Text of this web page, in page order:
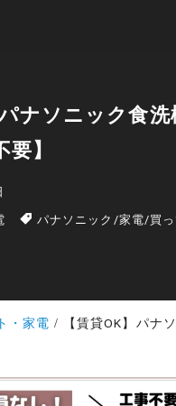
パナソニック食
】
パナソニック /家電/買
・家電 【賃貸OK】パナソニック食洗機で